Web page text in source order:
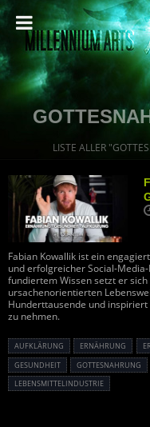
LISTE ALLER
Fabian Kowallik ist ein
und erfolgreicher Social-
fundiertem Wissen setzt er
ursachenorientierten
Hunderttausende und
zu nehmen.
AUFKLÄRUNG ERNÄHRUNG
GESUNDHEIT
GOTTESNAHRUNG
LEBENSMITTELINDUSTRIE